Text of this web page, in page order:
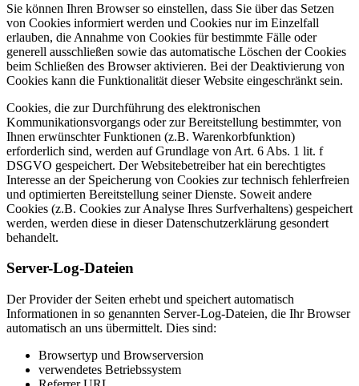
Sie können Ihren Browser so einstellen, dass Sie über das Setzen
von Cookies informiert werden und Cookies nur im Einzelfall
erlauben, die Annahme von Cookies für bestimmte Fälle oder
generell ausschließen sowie das automatische Löschen der Cookies
beim Schließen des Browser aktivieren. Bei der Deaktivierung von
Cookies kann die Funktionalität dieser Website eingeschränkt sein.
Cookies, die zur Durchführung des elektronischen
Kommunikationsvorgangs oder zur Bereitstellung bestimmter, von
Ihnen erwünschter Funktionen (z.B. Warenkorbfunktion)
erforderlich sind, werden auf Grundlage von Art. 6 Abs. 1 lit. f
DSGVO gespeichert. Der Websitebetreiber hat ein berechtigtes
Interesse an der Speicherung von Cookies zur technisch fehlerfreien
und optimierten Bereitstellung seiner Dienste. Soweit andere
Cookies (z.B. Cookies zur Analyse Ihres Surfverhaltens) gespeichert
werden, werden diese in dieser Datenschutzerklärung gesondert
behandelt.
Server-Log-Dateien
Der Provider der Seiten erhebt und speichert automatisch
Informationen in so genannten Server-Log-Dateien, die Ihr Browser
automatisch an uns übermittelt. Dies sind:
Browsertyp und Browserversion
verwendetes Betriebssystem